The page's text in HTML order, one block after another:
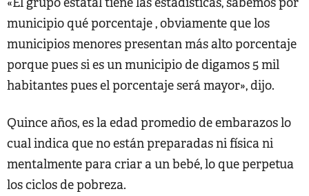
municipio qué porcentaje , obviamente que los
municipios menores presentan más alto porcentaje
porque pues si es un municipio de digamos 5 mil
habitantes pues el porcentaje será mayor», dijo.
Quince años, es la edad promedio de embarazos lo
cual indica que no están preparadas ni física ni
mentalmente para criar a un bebé, lo que perpetua
los ciclos de pobreza.